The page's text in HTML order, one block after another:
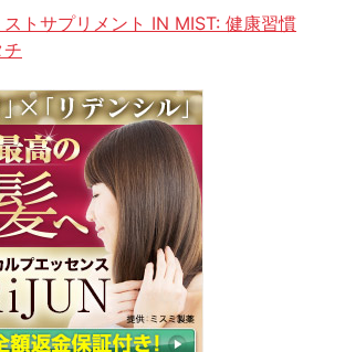
ストサプリメント IN MIST: 健康習慣